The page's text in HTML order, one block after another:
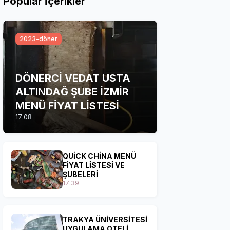
2023-döner
DÖNERCİ VEDAT USTA
ALTINDAĞ ŞUBE İZMİR
MENÜ FİYAT LİSTESİ
17:08
QUİCK CHİNA MENÜ
FİYAT LİSTESİ VE
ŞUBELERİ
17:39
TRAKYA ÜNİVERSİTESİ